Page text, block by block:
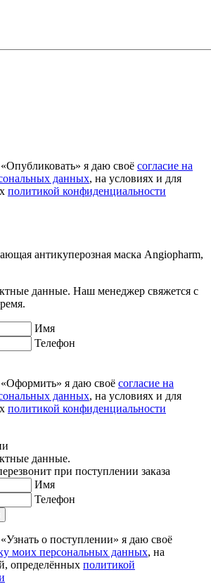
я даю своё согласие на
данных, на условиях и для
политикой конфиденциальности
антикуперозная маска Angiopharm,
данные. Наш менеджер свяжется с
Имя
Телефон
я даю своё согласие на
данных, на условиях и для
политикой конфиденциальности
данные.
при поступлении заказа
Имя
Телефон
о поступлении» я даю своё
моих персональных данных, на
определённых политикой